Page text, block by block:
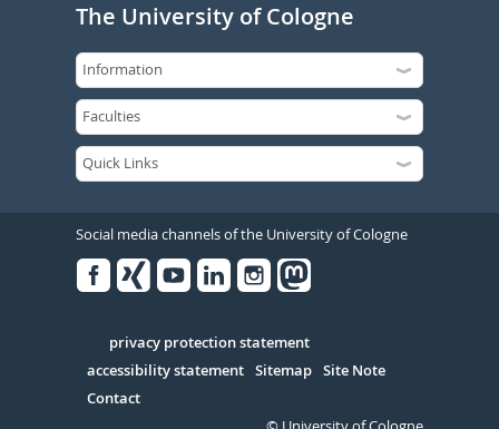
The University of Cologne
Social media channels of the University of Cologne
Serivce
privacy protection statement
accessibility statement Sitemap Site Note
Contact